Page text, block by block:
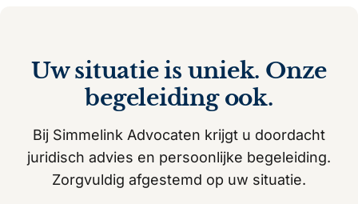
Uw situatie is uniek. Onze
begeleiding ook.
Bij Simmelink Advocaten krijgt u doordacht
juridisch advies en persoonlijke begeleiding.
Zorgvuldig afgestemd op uw situatie.